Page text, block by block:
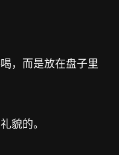
，而是放在盘子里
貌的。